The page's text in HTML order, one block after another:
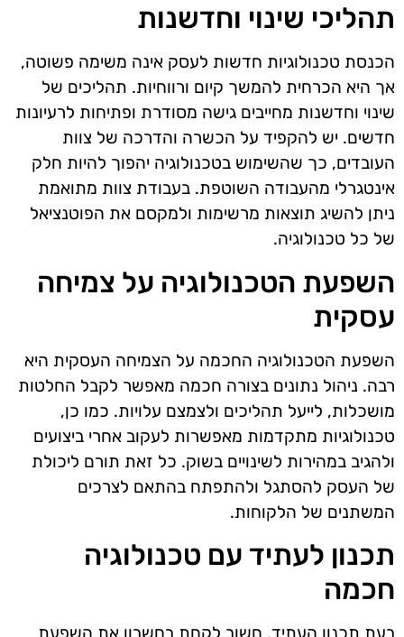
תהליכי שינוי וחדשנות
הכנסת טכנולוגיות חדשות לעסק אינה משימה פשוטה,
אך היא הכרחית להמשך קיום ורווחיות. תהליכים של
שינוי וחדשנות מחייבים גישה מסודרת ופתיחות לרעיונות
חדשים. יש להקפיד על הכשרה והדרכה של צוות
העובדים, כך שהשימוש בטכנולוגיה יהפוך להיות חלק
אינטגרלי מהעבודה השוטפת. בעבודת צוות מתואמת
ניתן להשיג תוצאות מרשימות ולמקסם את הפוטנציאל
של כל טכנולוגיה.
השפעת הטכנולוגיה על צמיחה
עסקית
השפעת הטכנולוגיה החכמה על הצמיחה העסקית היא
רבה. ניהול נתונים בצורה חכמה מאפשר לקבל החלטות
מושכלות, לייעל תהליכים ולצמצם עלויות. כמו כן,
טכנולוגיות מתקדמות מאפשרות לעקוב אחרי ביצועים
ולהגיב במהירות לשינויים בשוק. כל זאת תורם ליכולת
של העסק להסתגל ולהתפתח בהתאם לצרכים
המשתנים של הלקוחות.
תכנון לעתיד עם טכנולוגיה
חכמה